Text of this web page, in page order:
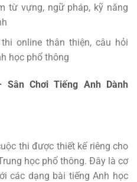
từ vựng, ngữ pháp, kỹ năng
online thân thiện, câu hỏi
học phổ thông
Sân Chơi Tiếng Anh Dành
thi được thiết kế riêng cho
học phổ thông. Đây là cơ
các dạng bài tiếng Anh học